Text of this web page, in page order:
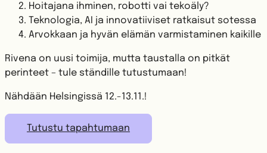
Hoitajana ihminen, robotti vai tekoäly?
Teknologia, AI ja innovatiiviset ratkaisut sotessa
Arvokkaan ja hyvän elämän varmistaminen kaikille
Rivena on uusi toimija, mutta taustalla on pitkät
perinteet – tule ständille tutustumaan!​
Nähdään Helsingissä 12.-13.11.!
Tutustu tapahtumaan